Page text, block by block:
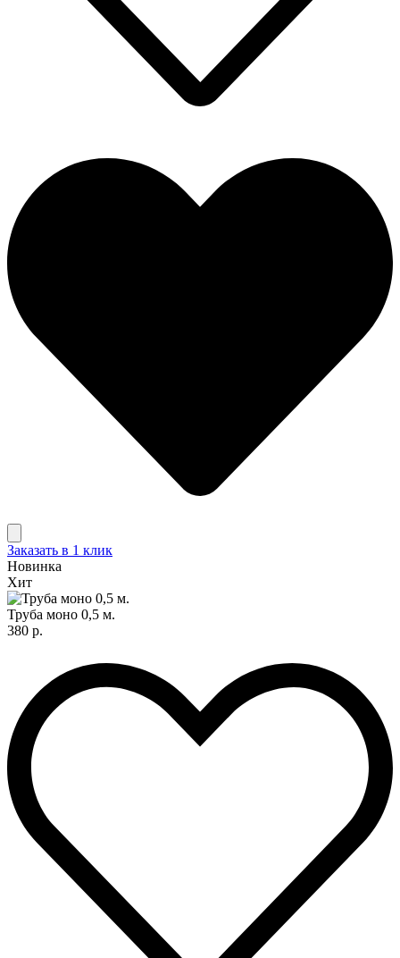
Заказать в 1 клик
Новинка
Хит
Труба моно 0,5 м.
380 р.